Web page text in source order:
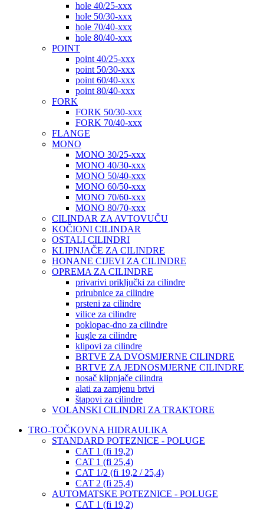
hole 40/25-xxx
hole 50/30-xxx
hole 70/40-xxx
hole 80/40-xxx
POINT
point 40/25-xxx
point 50/30-xxx
point 60/40-xxx
point 80/40-xxx
FORK
FORK 50/30-xxx
FORK 70/40-xxx
FLANGE
MONO
MONO 30/25-xxx
MONO 40/30-xxx
MONO 50/40-xxx
MONO 60/50-xxx
MONO 70/60-xxx
MONO 80/70-xxx
CILINDAR ZA AVTOVUČU
KOČIONI CILINDAR
OSTALI CILINDRI
KLIPNJAČE ZA CILINDRE
HONANE CIJEVI ZA CILINDRE
OPREMA ZA CILINDRE
privarivi priključki za cilindre
prirubnice za cilindre
prsteni za cilindre
vilice za cilindre
poklopac-dno za cilindre
kugle za cilindre
klipovi za cilindre
BRTVE ZA DVOSMJERNE CILINDRE
BRTVE ZA JEDNOSMJERNE CILINDRE
nosač klipnjače cilindra
alati za zamjenu brtvi
štapovi za cilindre
VOLANSKI CILINDRI ZA TRAKTORE
TRO-TOČKOVNA HIDRAULIKA
STANDARD POTEZNICE - POLUGE
CAT 1 (fi 19,2)
CAT 1 (fi 25,4)
CAT 1/2 (fi 19,2 / 25,4)
CAT 2 (fi 25,4)
AUTOMATSKE POTEZNICE - POLUGE
CAT 1 (fi 19,2)